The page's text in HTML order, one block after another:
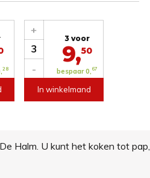
28
3
-
+
3 voor
9,50
bespaar 0, 67
In winkelmand
Halm. U kunt het koken tot pap,